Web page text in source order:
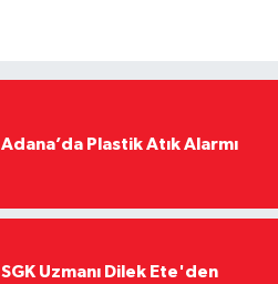
Adana’da Plastik Atık Alarmı
SGK Uzmanı Dilek Ete'den